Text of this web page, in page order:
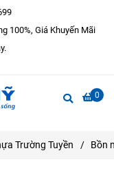
100%, Giá Khuyến Mãi
0
Trường Tuyền / Bồn